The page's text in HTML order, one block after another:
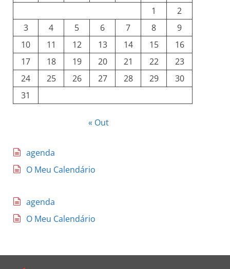
1
2
3
4 5 6 7 8
9
10
11 12 13 14 15
16
17
18 19 20 21 22
23
24
25 26 27 28 29
30
31
« Out
agenda
O Meu Calendário
agenda
O Meu Calendário